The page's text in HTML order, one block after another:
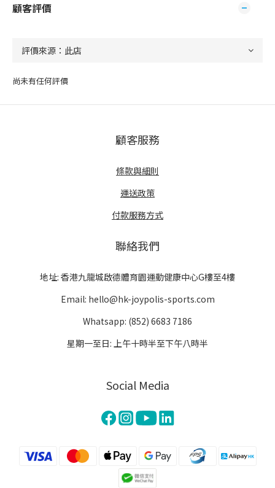
顧客評價
尚未有任何評價
顧客服務
條款與細則
運送政策
付款服務方式
聯絡我們
地址: 香港九龍城啟德體育園運動健康中心G樓至4樓
Email: hello@hk-joypolis-sports.com
Whatsapp: (852) 6683 7186
星期一至日: 上午十時半至下午八時半
Social Media